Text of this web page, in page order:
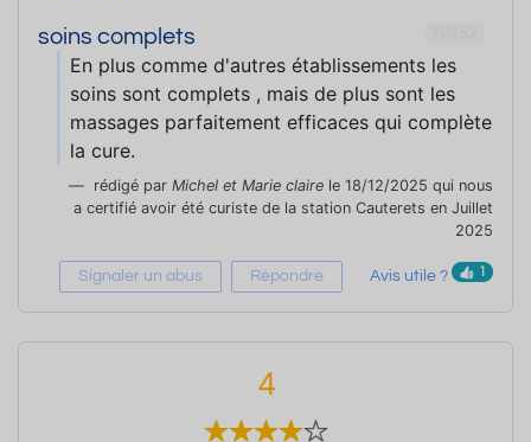
soins complets
En plus comme d'autres établissements les
soins sont complets , mais de plus sont les
massages parfaitement efficaces qui complète
la cure.
rédigé par Michel et Marie claire le 18/12/2025 qui nous
a certifié avoir été curiste de la station Cauterets en Juillet
2025
Signaler un abus Répondre Avis utile ? 1
4